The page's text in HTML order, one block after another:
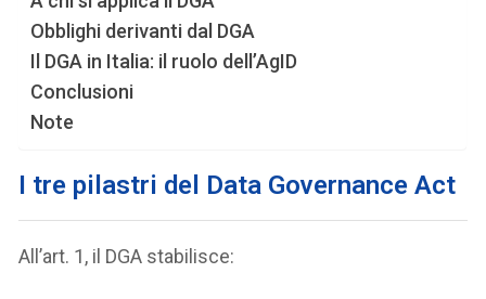
Obblighi derivanti dal DGA
Il DGA in Italia: il ruolo dell’AgID
Conclusioni
Note
I tre pilastri del Data Governance Act
All’art. 1, il DGA stabilisce: